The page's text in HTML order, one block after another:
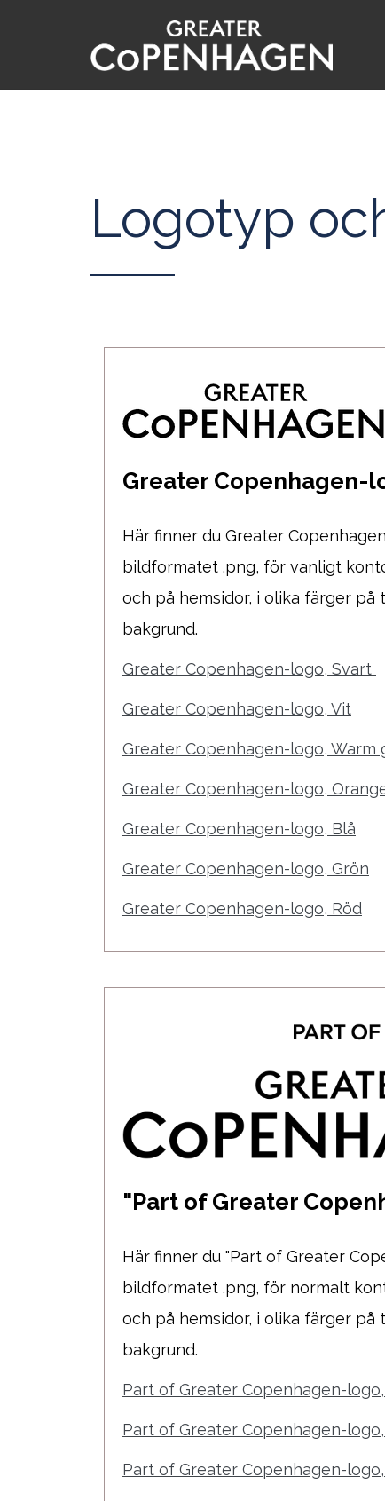
huvudinnehåll
Logotyp
Greater Copenhagen-
Här finner du Greater
bildformatet .png, för vanligt
och på hemsidor, i olika färger på
bakgrund.
Greater Copenhagen-logo, Svart
Greater Copenhagen-logo, Vit
Greater Copenhagen-logo, Warm
Greater Copenhagen-logo,
Greater Copenhagen-logo, Blå
Greater Copenhagen-logo, Grön
Greater Copenhagen-logo, Röd
"Part of Greater
Här finner du "Part of Greater
bildformatet .png, för normalt
och på hemsidor, i olika färger på
bakgrund.
Part of Greater Copenhagen-
Part of Greater Copenhagen-
Part of Greater Copenhagen-